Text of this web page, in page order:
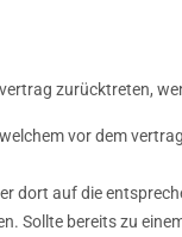
zurücktreten,
vor dem
auf die
Sollte bereits zu